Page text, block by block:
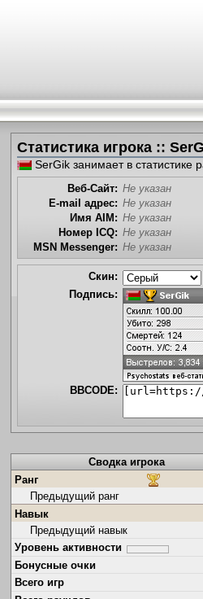
Статистика игрока ::
SerGik занимает в статистике
Веб-Сайт: Не указан
E-mail адрес: Не указан
Имя AIM: Не указан
Номер ICQ: Не указан
MSN Messenger: Не указан
Скин:
Подпись:
BBCODE:
Сводка игрока
Ранг
Предыдущий ранг
Навык
Предыдущий навык
Уровень активности
Бонусные очки
Всего игр